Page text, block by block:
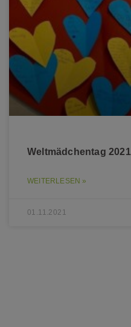
Weltmädchentag 2021
WEITERLESEN »
01.11.2021